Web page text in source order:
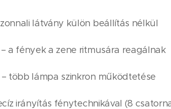
látvány külön beállítás nélkül
– a fények a zene ritmusára reagálnak
– több lámpa szinkron működtetése
irányítás fénytechnikával (8